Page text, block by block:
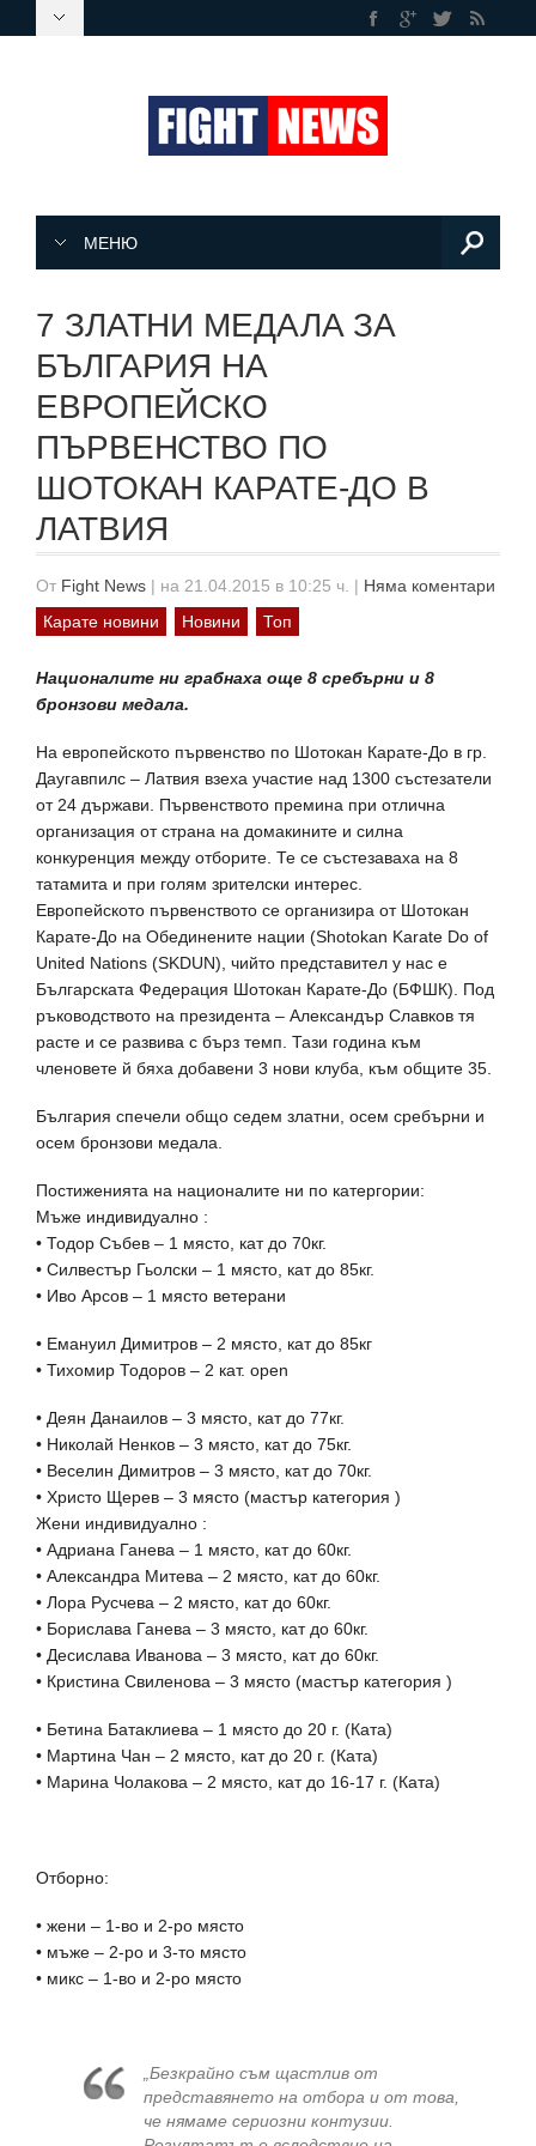
МЕНЮ
7 ЗЛАТНИ МЕДАЛА ЗА
БЪЛГАРИЯ НА
ЕВРОПЕЙСКО
ПЪРВЕНСТВО ПО
ШОТОКАН КАРАТЕ-ДО В
ЛАТВИЯ
От Fight News | на 21.04.2015 в 10:25 ч. | Няма коментари
Карате новини
Новини Топ
Националите ни грабнаха още 8 сребърни и 8
бронзови медала.
На eвропейското първенство по Шотокан Карате-До в гр.
Даугавпилс – Латвия взеха участие над 1300 състезатели
от 24 държави. Първенството премина при отлична
организация от страна на домакините и силна
конкуренция между отборите. Те се състезаваха на 8
татамита и при голям зрителски интерес.
Европейското първенството се организира от Шотокан
Карате-До на Обединените нации (Shotokan Karate Do of
United Nations (SKDUN), чийто представител у нас е
Българската Федерация Шотокан Карате-До (БФШК). Под
ръководството на президента – Александър Славков тя
расте и се развива с бърз темп. Тази година към
членовете й бяха добавени 3 нови клуба, към общите 35.
България спечели общо седем златни, осем сребърни и
осем бронзови медала.
Постиженията на националите ни по катергории:
Мъже индивидуално :
• Тодор Събев – 1 място, кат до 70кг.
• Силвестър Гьолски – 1 място, кат до 85кг.
• Иво Арсов – 1 място ветерани
• Емануил Димитров – 2 място, кат до 85кг
• Тихомир Тодоров – 2 кат. open
• Деян Данаилов – 3 място, кат до 77кг.
• Николай Ненков – 3 място, кат до 75кг.
• Веселин Димитров – 3 място, кат до 70кг.
• Христо Щерев – 3 място (мастър категория )
Жени индивидуално :
• Адриана Ганева – 1 място, кат до 60кг.
• Александра Митева – 2 място, кат до 60кг.
• Лора Русчева – 2 място, кат до 60кг.
• Борислава Ганева – 3 място, кат до 60кг.
• Десислава Иванова – 3 място, кат до 60кг.
• Кристина Свиленова – 3 място (мастър категория )
• Бетина Батаклиева – 1 място до 20 г. (Ката)
• Мартина Чан – 2 място, кат до 20 г. (Ката)
• Марина Чолакова – 2 място, кат до 16-17 г. (Ката)
Отборно:
• жени – 1-во и 2-ро място
• мъже – 2-ро и 3-то място
• микс – 1-во и 2-ро място
„Безкрайно съм щастлив от
представянето на отбора и от това,
че нямаме сериозни контузии.